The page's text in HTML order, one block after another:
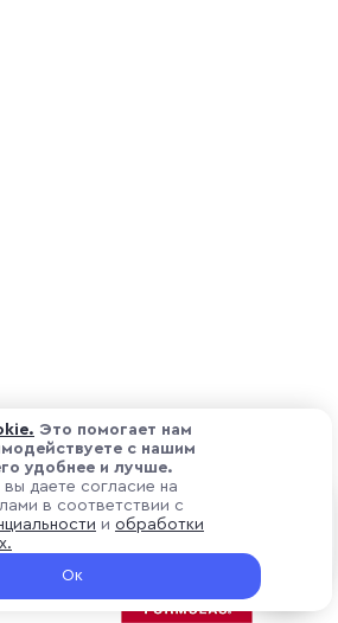
Предзаказ
Это помогает нам
с нашим
удобнее и лучше.
даете согласие на
в соответствии с
и обработки
Ок